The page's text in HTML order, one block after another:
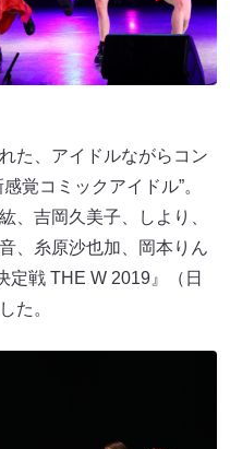
た、アイドルながらコン
覚コミックアイドル”。
、吉岡久美子、しより、
、糸原沙也加、岡本りん
定戦 THE W 2019』（日
た。